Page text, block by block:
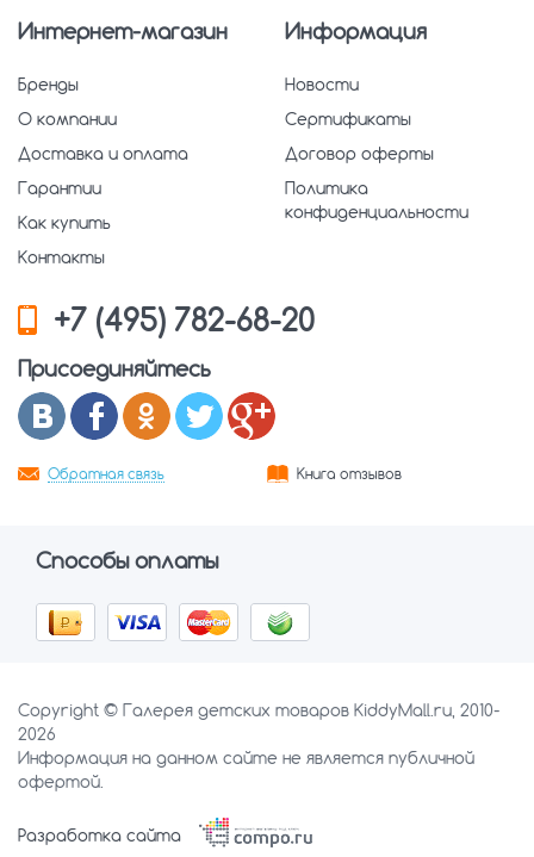
Интернет-магазин
Бренды
О компании
Доставка и оплата
Гарантии
Как купить
Контакты
Информация
Новости
Сертификаты
Договор оферты
Политика
конфиденциальности
+7 (495) 782-68-20
Присоединяйтесь
Обратная связь Книга отзывов
Способы оплаты
Copyright © Галерея детских товаров KiddyMall.ru, 2010-
2026
Информация на данном сайте не является публичной
офертой.
Разработка сайта